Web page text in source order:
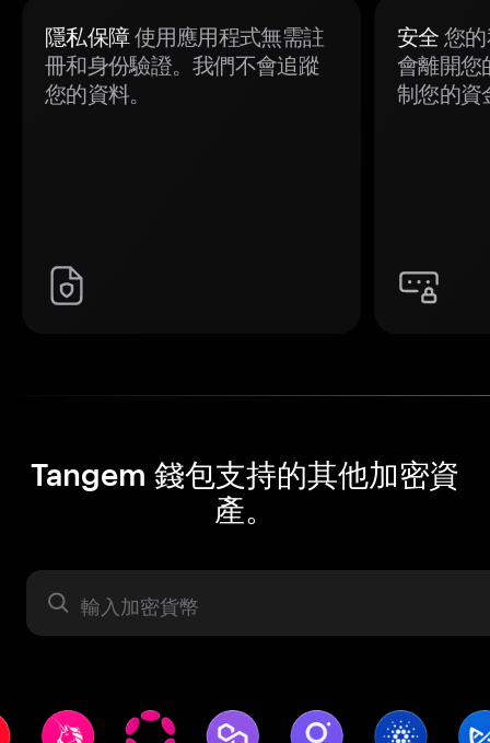
隱私保障使用應用程式無需註
冊和身份驗證。我們不會追蹤
您的資料。
安全 您
會離開您
制您的資
Tangem 錢包支持的其他加密資
產。
資產